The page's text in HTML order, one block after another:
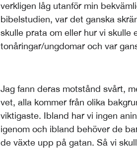
verkligen låg utanför min
bibelstudien, var det ganska
skulle prata om eller hur vi skulle
tonåringar/ungdomar och var
Jag fann deras motstånd svårt,
vet, alla kommer från olika
viktigaste. Ibland har vi ingen
igenom och ibland behöver de
de växte upp på gatan. Så vi